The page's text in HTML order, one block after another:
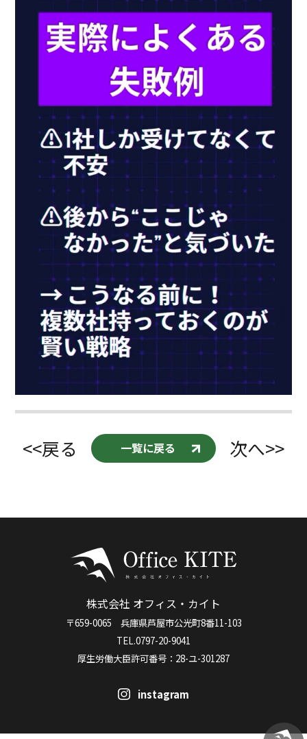
<<戻る 一覧に戻る 次へ>>
株式会社 オフィス・カイト
〒659-0065 兵庫県芦屋市公光町8番11-103
TEL.0797-20-9041
厚生労働大臣許可番号：28-ユ-301287
instagram